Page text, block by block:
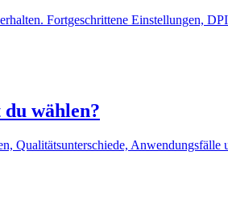
Fortgeschrittene Einstellungen,
wählen?
Qualitätsunterschiede, Anwendungsfälle